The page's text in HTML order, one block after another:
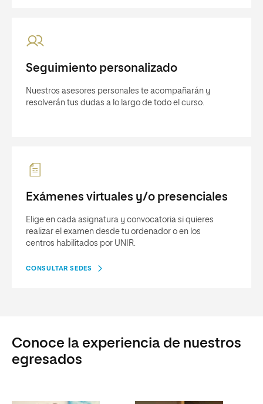
Seguimiento personalizado
Nuestros asesores personales te acompañarán y
resolverán tus dudas a lo largo de todo el curso.
Exámenes virtuales y/o presenciales
Elige en cada asignatura y convocatoria si quieres
realizar el examen desde tu ordenador o en los
centros habilitados por UNIR.
CONSULTAR SEDES
Conoce la experiencia de nuestros
egresados